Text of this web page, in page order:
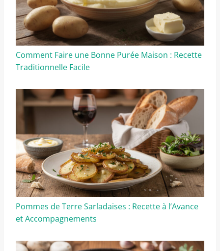
Comment Faire une Bonne Purée Maison : Recette
Traditionnelle Facile
Pommes de Terre Sarladaises : Recette à l’Avance
et Accompagnements